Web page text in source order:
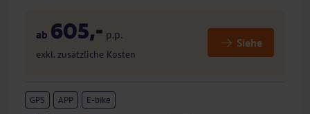
ab 605,- p.p.
exkl. zusätzliche Kosten
Siehe
GPS APP E-bike